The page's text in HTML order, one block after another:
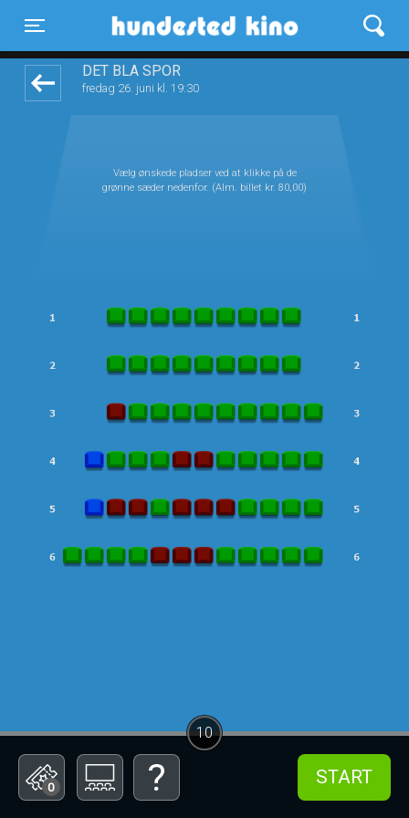
Toggle navigation
Hundested Kino
DET BLÅ SPOR
fredag 26. juni kl. 19:30
Vælg ønskede pladser ved at klikke på de
grønne sæder nedenfor. (Alm. billet kr. 80,00)
0 START
10
front03-cc 121124